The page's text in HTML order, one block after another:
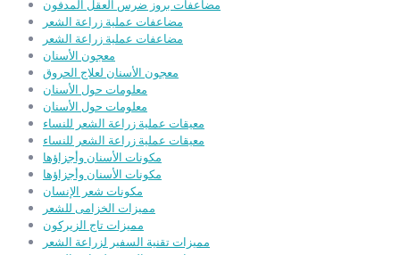
مضاعفات بروز ضرس العقل المدفون
مضاعفات عملية زراعة الشعر
مضاعفات عملية زراعة الشعر
معجون الأسنان
معجون الأسنان لعلاج الحروق
معلومات حول الأسنان
معلومات حول الأسنان
معيقات عملية زراعة الشعر للنساء
معيقات عملية زراعة الشعر للنساء
مكونات الأسنان وأجزاؤها
مكونات الأسنان وأجزاؤها
مكونات شعر الإنسان
مميزات الخزامى للشعر
مميزات تاج الزيركون
مميزات تقنية السفير لزراعة الشعر